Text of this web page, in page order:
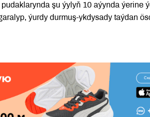
şu ýylyň 10 aýynda ýerine
ýurdy durmuş-ykdysady taýdan